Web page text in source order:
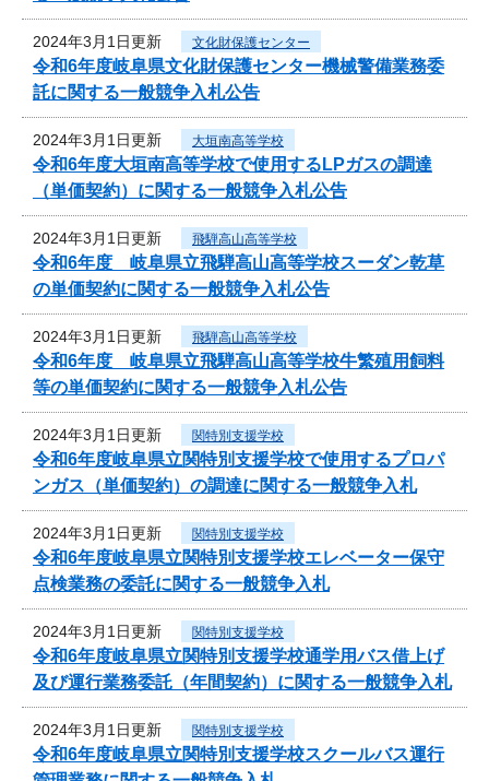
2024年3月1日更新 文化財保護センター
令和6年度岐阜県文化財保護センター機械警備業務委
託に関する一般競争入札公告
2024年3月1日更新 大垣南高等学校
令和6年度大垣南高等学校で使用するLPガスの調達
（単価契約）に関する一般競争入札公告
2024年3月1日更新 飛騨高山高等学校
令和6年度 岐阜県立飛騨高山高等学校スーダン乾草
の単価契約に関する一般競争入札公告
2024年3月1日更新 飛騨高山高等学校
令和6年度 岐阜県立飛騨高山高等学校牛繁殖用飼料
等の単価契約に関する一般競争入札公告
2024年3月1日更新 関特別支援学校
令和6年度岐阜県立関特別支援学校で使用するプロパ
ンガス（単価契約）の調達に関する一般競争入札
2024年3月1日更新 関特別支援学校
令和6年度岐阜県立関特別支援学校エレベーター保守
点検業務の委託に関する一般競争入札
2024年3月1日更新 関特別支援学校
令和6年度岐阜県立関特別支援学校通学用バス借上げ
及び運行業務委託（年間契約）に関する一般競争入札
2024年3月1日更新 関特別支援学校
令和6年度岐阜県立関特別支援学校スクールバス運行